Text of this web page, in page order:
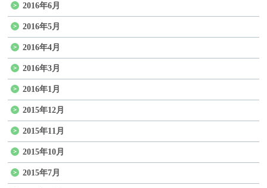
2016年6月
2016年5月
2016年4月
2016年3月
2016年1月
2015年12月
2015年11月
2015年10月
2015年7月